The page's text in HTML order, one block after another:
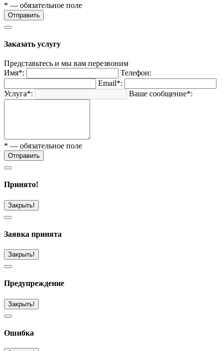
* — обязательное поле
Отправить
Заказать услугу
Представьтесь и мы вам перезвоним
Имя*:
Телефон:
Email*:
Услуга*:
Ваше сообщение*:
* — обязательное поле
Отправить
Принято!
Закрыть!
Заявка принята
Закрыть!
Предупреждение
Закрыть!
Ошибка